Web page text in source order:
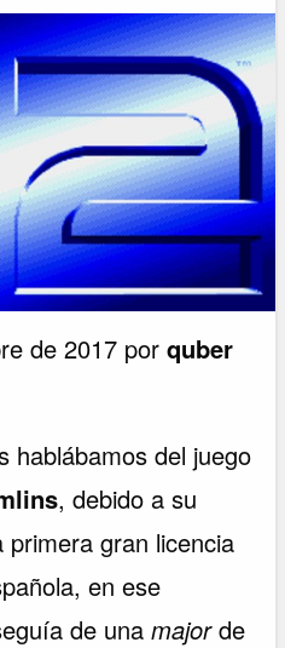
de 2017 porquber
hablábamos del juego
, debido a su
gran licencia
en ese
de unamajorde